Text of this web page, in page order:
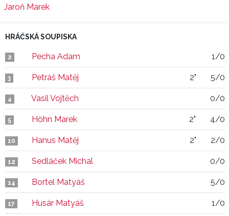
Jaroň Marek
HRÁČSKÁ SOUPISKA
2 Pecha Adam 1/0
3 Petráš Matěj 2" 5/0
4 Vasil Vojtěch 0/0
5 Höhn Marek 2" 4/0
10 Hanus Matěj 2" 2/0
12 Sedláček Michal 0/0
14 Bortel Matyáš 5/0
17 Husár Matyáš 1/0